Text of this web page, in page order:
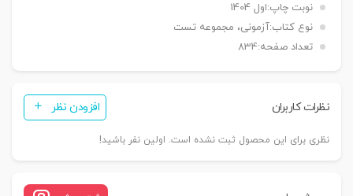
نوبت چاپ:اول 1404
نوع کتاب:آزمونی، مجموعه تست
تعداد صفحه:834
نظرات کاربران افزودن نظر
نظری برای این محصول ثبت نشده است. اولین نفر باشید!